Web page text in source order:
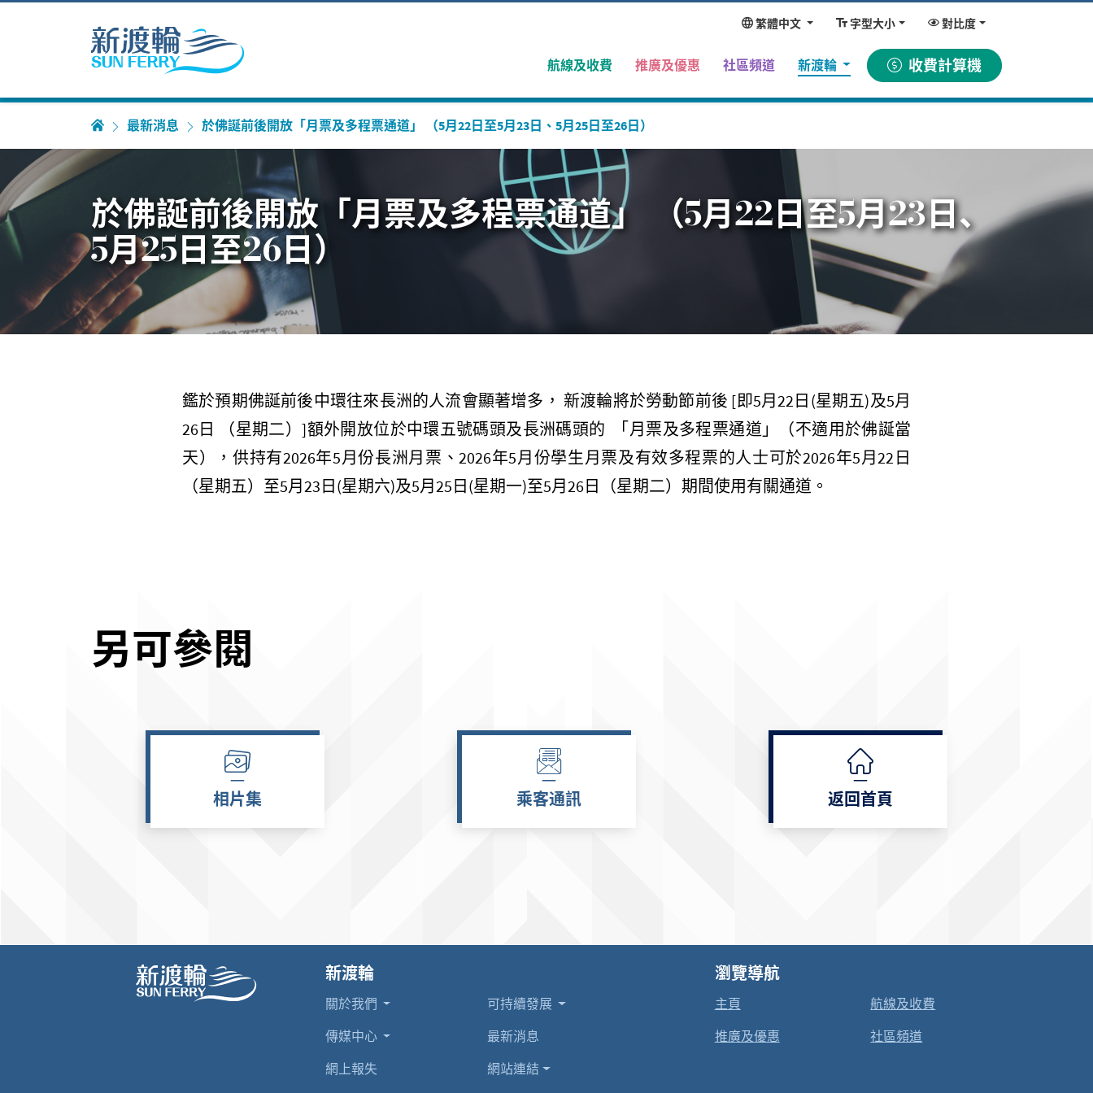
繁體中文 字型大小 對比度
航線及收費 推廣及優惠 社區頻道 新渡輪 收費計算機
最新消息 於佛誕前後開放「月票及多程票通道」 （5月22日至5月23日、5月25日至26日）
於佛誕前後開放「月票及多程票通道」 （5月22日至5月23日、
5月25日至26日）
鑑於預期佛誕前後中環往來長洲的人流會顯著增多， 新渡輪將於勞動節前後 [即5月22 日 (星期五)及5月
26 日 （星期二）]額外開放位於中環五號碼頭及長洲碼頭的 「月票及多程票通道」
（不適用於佛誕當
天），供持有2026年5月份長洲月票、2026年5月份學生月票及有效多程票的人士可於2026年5月22 日
（星期五）至5月 23 日 (星期六)及5月 25 日 (星期一)至5月 26 日（星期二）期間使用有關通道。
另可參閱
相片集 乘客通訊 返回首頁
新渡輪
關於我們
可持續發展
傳媒中心
最新消息
網上報失
網站連結
瀏覽導航
主頁
航線及收費
推廣及優惠
社區頻道